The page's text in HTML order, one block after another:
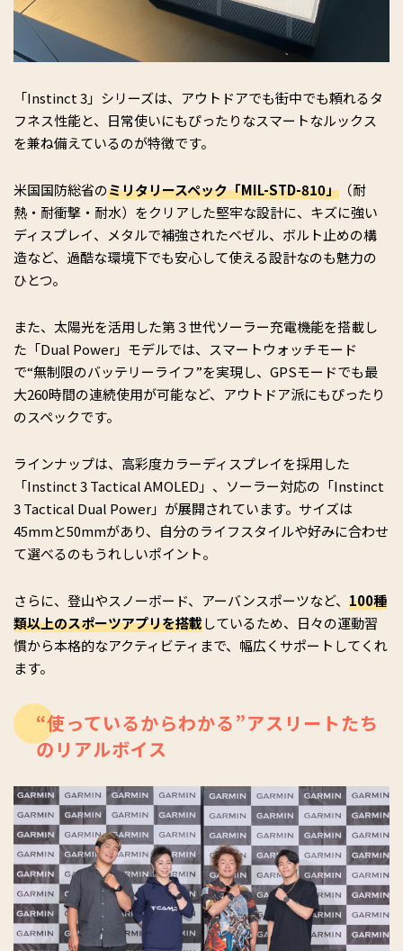
「Instinct 3」シリーズは、アウトドアでも街中でも頼れるタ
フネス性能と、日常使いにもぴったりなスマートなルックス
を兼ね備えているのが特徴です。
米国国防総省のミリタリースペック「MIL-STD-810」 （耐
熱・耐衝撃・耐水）をクリアした堅牢な設計に、キズに強い
ディスプレイ、メタルで補強されたベゼル、ボルト止めの構
造など、過酷な環境下でも安心して使える設計なのも魅力の
ひとつ。
また、太陽光を活用した第３世代ソーラー充電機能を搭載し
た「Dual Power」モデルでは、スマートウォッチモード
で“無制限のバッテリーライフ”を実現し、GPSモードでも最
大260時間の連続使用が可能など、アウトドア派にもぴったり
のスペックです。
ラインナップは、高彩度カラーディスプレイを採用した
「Instinct 3 Tactical AMOLED」、ソーラー対応の「Instinct
3 Tactical Dual Power」が展開されています。サイズは
45mmと50mmがあり、自分のライフスタイルや好みに合わせ
て選べるのもうれしいポイント。
さらに、登山やスノーボード、アーバンスポーツなど、 100種
類以上のスポーツアプリを搭載しているため、日々の運動習
慣から本格的なアクティビティまで、幅広くサポートしてくれ
ます。
“使っているからわかる”アスリートたち
のリアルボイス